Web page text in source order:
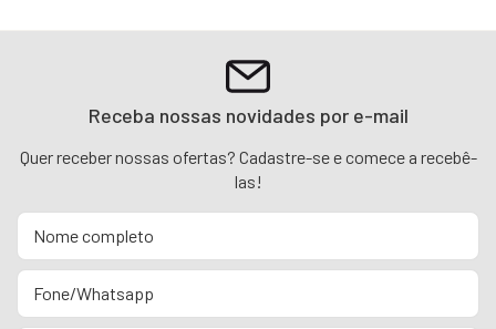
Receba nossas novidades por e-mail
Quer receber nossas ofertas? Cadastre-se e comece a recebê-
las!